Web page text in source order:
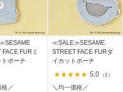
FACE FURミ
トポーチ
／
≪SALE≫SESAME
STREET FACE FURダ
イカットポーチ
5.0 （1）
＼均一価格／